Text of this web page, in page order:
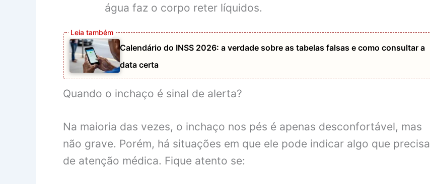
água faz o corpo reter líquidos.
Calendário do INSS 2026: a verdade sobre as tabelas falsas e como consultar a
data certa
Quando o inchaço é sinal de alerta?
Na maioria das vezes, o inchaço nos pés é apenas desconfortável, mas
não grave. Porém, há situações em que ele pode indicar algo que precisa
de atenção médica. Fique atento se: